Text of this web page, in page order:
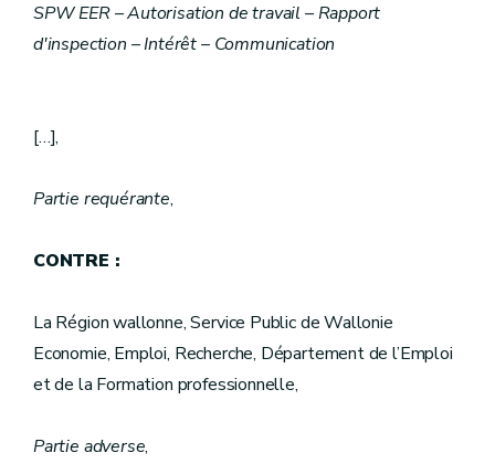
SPW EER – Autorisation de travail – Rapport
d'inspection – Intérêt – Communication
[…],
Partie requérante,
CONTRE :
La Région wallonne, Service Public de Wallonie
Economie, Emploi, Recherche, Département de l’Emploi
et de la Formation professionnelle,
Partie adverse,